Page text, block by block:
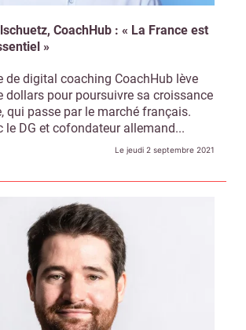
CoachHub : « La France est
»
de digital coaching CoachHub lève
dollars pour poursuivre sa croissance
qui passe par le marché français.
le DG et cofondateur allemand...
Le jeudi 2 septembre 2021